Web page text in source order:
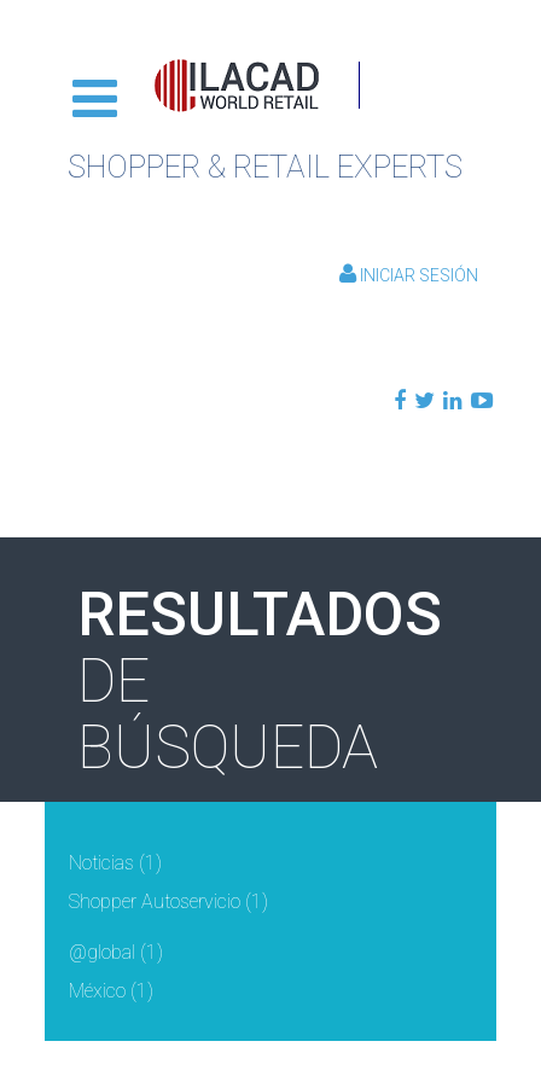
SHOPPER & RETAIL EXPERTS
INICIAR SESIÓN
RESULTADOS
DE
BÚSQUEDA
Noticias (1)
Shopper Autoservicio (1)
@global (1)
México (1)